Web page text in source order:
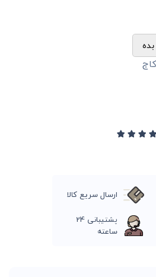
ارسال سریع کالا
پشتیبانی 24
ساعته